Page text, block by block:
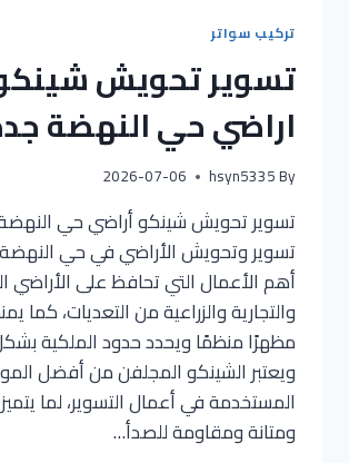
تركيب سواتر
تسوير تحويش
اراضي حي النهضة
By
hsyn5335
2026-07-06
تسوير تحويش شينكو أراضي حي
تسوير وتحويش الأراضي في حي
أهم الأعمال التي تحافظ على الأراضي
والتجارية والزراعية من التعديات، كما
مظهرًا منظمًا ويحدد حدود الملكية
ويعتبر الشينكو المجلفن من أفضل
المستخدمة في أعمال التسوير، لما
ومتانة ومقاومة للصدأ…